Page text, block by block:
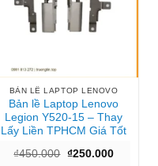
BẢN LỀ LAPTOP LENOVO
Bản lề Laptop Lenovo
Legion Y520-15 – Thay
Lấy Liền TPHCM Giá Tốt
₫450.000 Giá
₫250.000Giá